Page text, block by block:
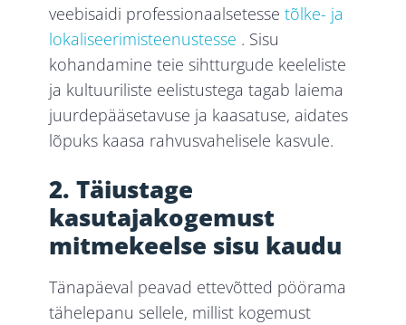
veebisaidi professionaalsetessetõlke- ja
lokaliseerimisteenustesse . Sisu
kohandamine teie sihtturgude keeleliste
ja kultuuriliste eelistustega tagab laiema
juurdepääsetavuse ja kaasatuse, aidates
lõpuks kaasa rahvusvahelisele kasvule.
2. Täiustage
kasutajakogemust
mitmekeelse sisu kaudu
Tänapäeval peavad ettevõtted pöörama
tähelepanu sellele, millist kogemust